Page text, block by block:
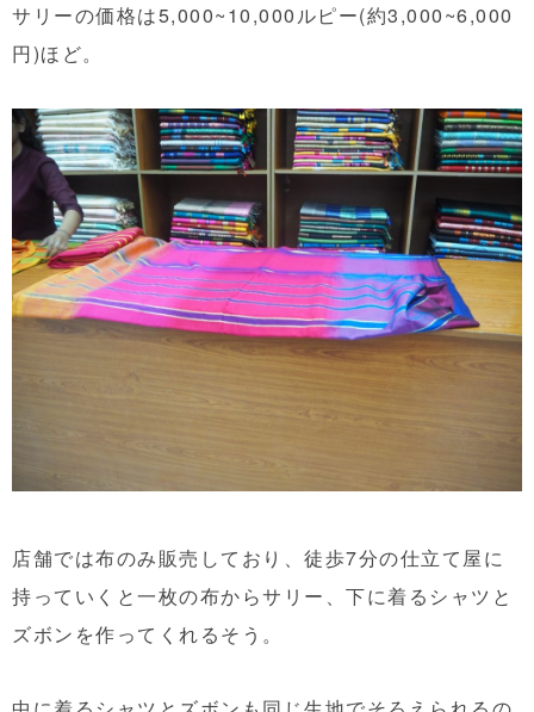
サリーの価格は5,000~10,000ルピー(約3,000~6,000
円)ほど。
店舗では布のみ販売しており、徒歩7分の仕立て屋に
持っていくと一枚の布からサリー、下に着るシャツと
ズボンを作ってくれるそう。